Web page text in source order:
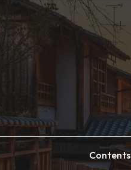
Contents